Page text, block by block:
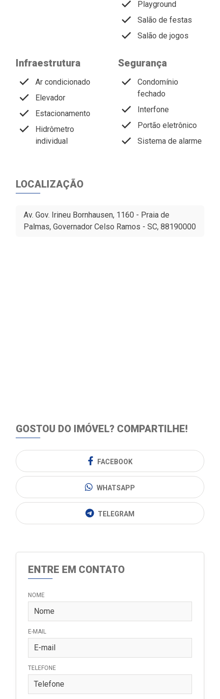
ENTRE EM CONTATO
NOME
E-MAIL
TELEFONE
Playground
Salão de festas
Salão de jogos
Infraestrutura
Ar condicionado
Elevador
Estacionamento
Hidrômetro
individual
Segurança
Condomínio
fechado
Interfone
Portão eletrônico
Sistema de alarme
LOCALIZAÇÃO
Av. Gov. Irineu Bornhausen, 1160 - Praia de
Palmas, Governador Celso Ramos - SC, 88190000
GOSTOU DO IMÓVEL? COMPARTILHE!
FACEBOOK
WHATSAPP
TELEGRAM